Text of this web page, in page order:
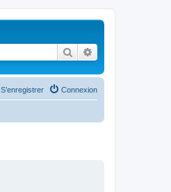
Rechercher
Connexion
S’enregistrer